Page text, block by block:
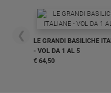
❮
LE GRANDI BASILICHE
- VOL DA 1 AL 5
€ 64,50